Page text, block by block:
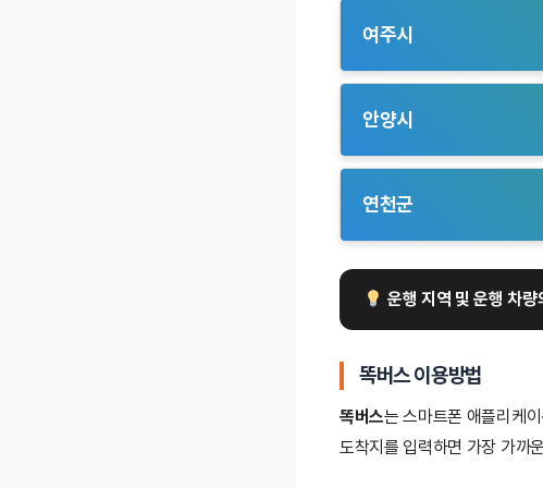
곳이지만 대중교통 노선이
간의 이동 수요를 충족시
편의성을 극대화합니다.
시내로의 접근성을 높여 농
제공합니다. 신축 주거단
– 도척면(11인승 운행차량
지역 주민들에게 광주시내
– 곤지암읍(11인승 운행차
여주시
– 북내면, 강천면(13인승
유통시설에 쉽게 접근할 수
– 세종대왕면, 중앙동, 오
지역이며, 주민 뿐아니라
안양시
– 안양9동(11인승 운행차
주민들이 손쉽게 호출하여
연천군
운행 지역 및 운행 차
똑버스 이용방법
똑버스는 스마트폰 애플리케이
도착지를 입력하면 가장 가까